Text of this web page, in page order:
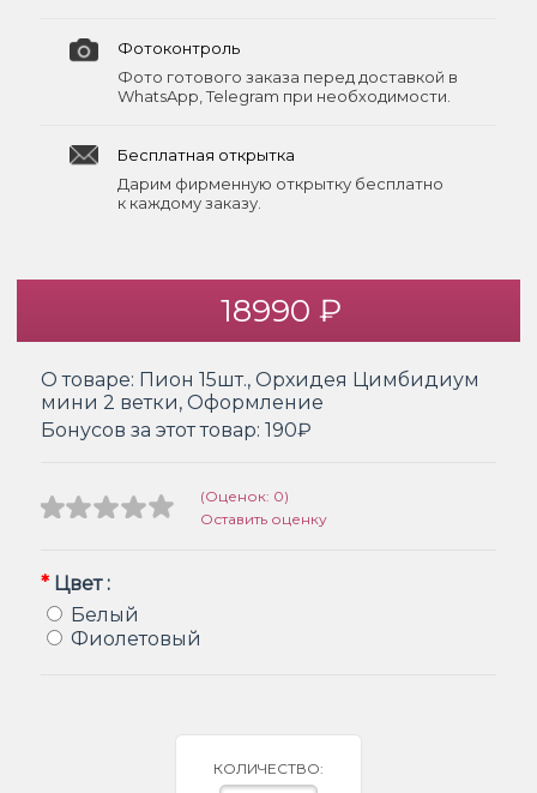
Фотоконтроль
Фото готового заказа перед доставкой в
WhatsApp, Telegram при необходимости.
Бесплатная открытка
Дарим фирменную открытку бесплатно
к каждому заказу.
18990 ₽
О товаре: Пион 15шт., Орхидея Цимбидиум
мини 2 ветки, Оформление
Бонусов за этот товар: 190₽
(Оценок: 0)
Оставить оценку
* Цвет :
Белый
Фиолетовый
КОЛИЧЕСТВО: